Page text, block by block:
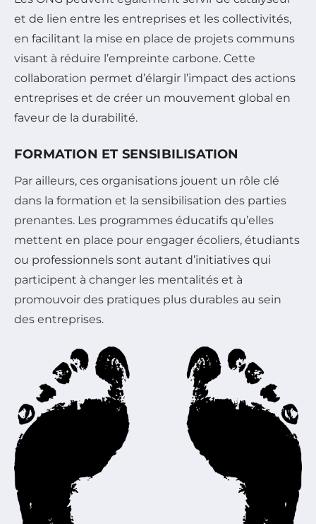
et de lien entre les entreprises et les collectivités,
en facilitant la mise en place de projets communs
visant à réduire l’empreinte carbone. Cette
collaboration permet d’élargir l’impact des actions
entreprises et de créer un mouvement global en
faveur de la durabilité.
FORMATION ET SENSIBILISATION
Par ailleurs, ces organisations jouent un rôle clé
dans la formation et la sensibilisation des parties
prenantes. Les programmes éducatifs qu’elles
mettent en place pour engager écoliers, étudiants
ou professionnels sont autant d’initiatives qui
participent à changer les mentalités et à
promouvoir des pratiques plus durables au sein
des entreprises.